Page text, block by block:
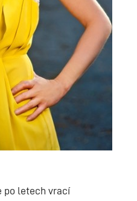
po letech vrací